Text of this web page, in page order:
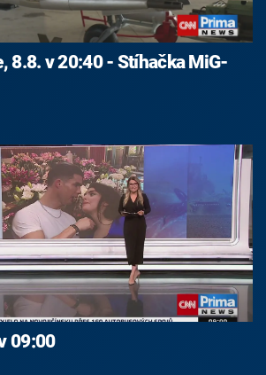
8.8. v 20:40 - Stíhačka MiG-
09:00